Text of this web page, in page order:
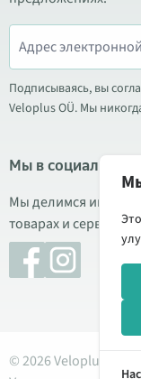
Подписываясь, вы
Veloplus OÜ. Мы
Мы в социальных
Мы делимся
товарах и сервисе.
© 2026 Veloplus OÜ.